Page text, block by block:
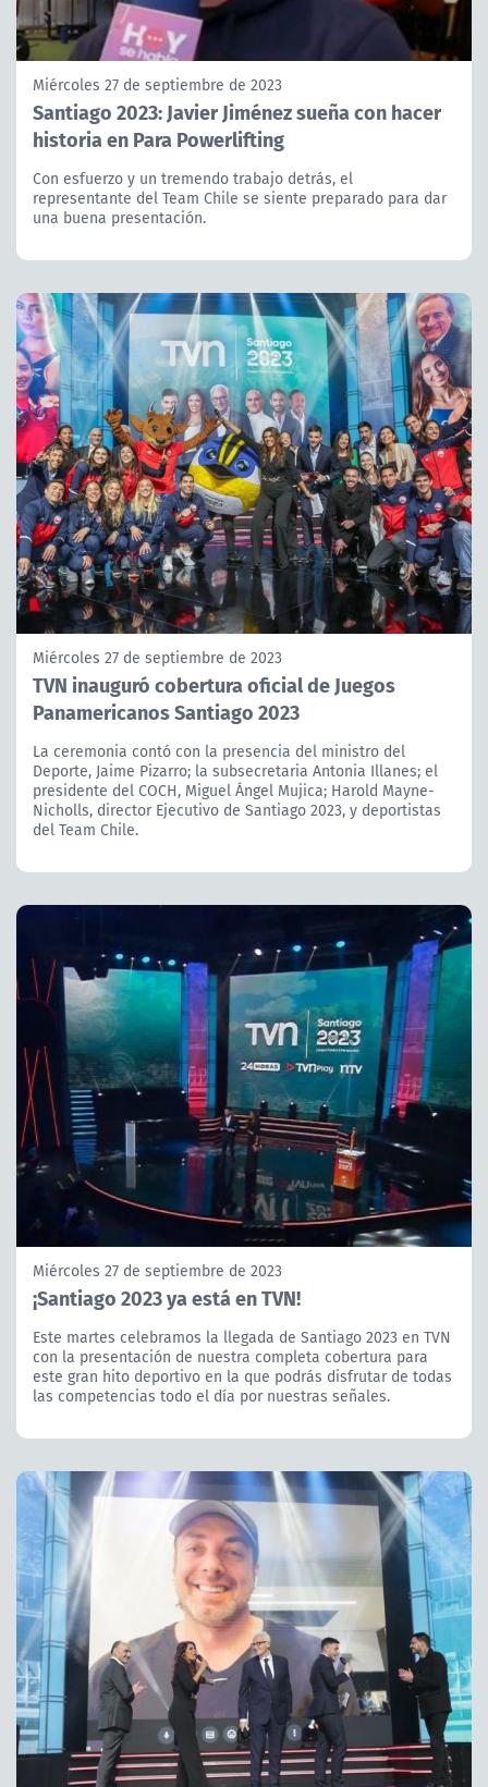
Miércoles 27 de septiembre de 2023
Santiago 2023: Javier Jiménez sueña con hacer
historia en Para Powerlifting
Con esfuerzo y un tremendo trabajo detrás, el
representante del Team Chile se siente preparado para dar
una buena presentación.
Miércoles 27 de septiembre de 2023
TVN inauguró cobertura oficial de Juegos
Panamericanos Santiago 2023
La ceremonia contó con la presencia del ministro del
Deporte, Jaime Pizarro; la subsecretaria Antonia Illanes; el
presidente del COCH, Miguel Ángel Mujica; Harold Mayne-
Nicholls, director Ejecutivo de Santiago 2023, y deportistas
del Team Chile.
Miércoles 27 de septiembre de 2023
¡Santiago 2023 ya está en TVN!
Este martes celebramos la llegada de Santiago 2023 en TVN
con la presentación de nuestra completa cobertura para
este gran hito deportivo en la que podrás disfrutar de todas
las competencias todo el día por nuestras señales.